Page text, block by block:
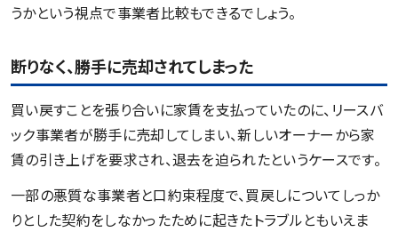
うかという視点で事業者比較もできるでしょう。
断りなく、勝手に売却されてしまった
買い戻すことを張り合いに家賃を支払っていたのに、リースバ
ック事業者が勝手に売却してしまい、新しいオーナーから家
賃の引き上げを要求され、退去を迫られたというケースです。
一部の悪質な事業者と口約束程度で、買戻しについてしっか
りとした契約をしなかったために起きたトラブルともいえま